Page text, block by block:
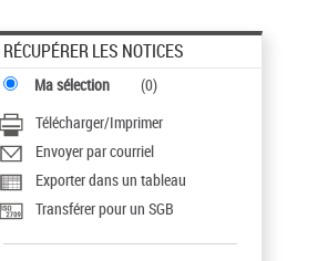
RÉCUPÉRER LES NOTICES
Ma sélection (0)
Télécharger/Imprimer
Envoyer par courriel
Exporter dans un tableau
Transférer pour un SGB